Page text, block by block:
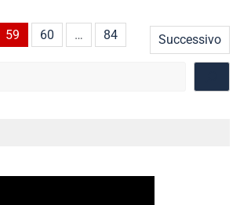
59 60 … 84